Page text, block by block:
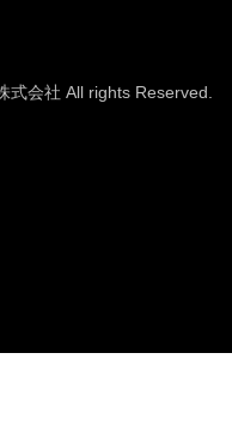
会社 All rights Reserved.